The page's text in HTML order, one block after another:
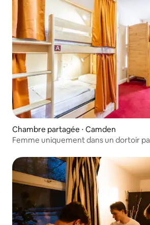
Chambre partagée ⋅ Camden
Femme uniquement dans un dortoir